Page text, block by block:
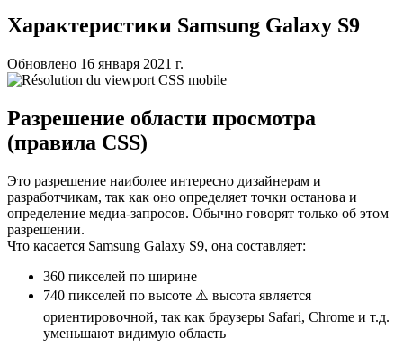
Характеристики Samsung Galaxy S9
Обновлено 16 января 2021 г.
Разрешение области просмотра
(правила CSS)
Это разрешение наиболее интересно дизайнерам и
разработчикам, так как оно определяет точки останова и
определение медиа-запросов. Обычно говорят только об этом
разрешении.
Что касается Samsung Galaxy S9, она составляет:
360 пикселей по ширине
740 пикселей по высоте ⚠️ высота является
ориентировочной, так как браузеры Safari, Chrome и т.д.
уменьшают видимую область